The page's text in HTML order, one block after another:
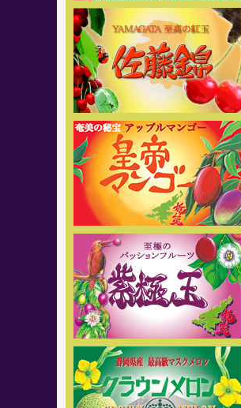
予定しております。お楽しみに
[2017年5月18日 ]
姉妹店-2017年度桃専門通販の
予約販売の受付を開始しました。
味重視の泡がでる桃 泡桃姫を是非
お試し下さい！
[2017年5月1日 ]
姉妹店-2017年度クラウンメロ
ン専門通販の夏価格メニューがス
タートしました。 高級マスクメロ
ンを低価格にてご提供していま
す。是非この機会にご利用下さ
い。
[2017年4月1日 ]
さくらんぼ通販の2017年度の受
付を開始しました。絶品さくらん
ぼ佐藤錦を5月初め頃から産地直送
でご家庭へお届け致します。
[2017年4月1日]
姉妹店-パッションフルーツ紫極
玉の2017年度の予約販売の受付を
開始しました。商品の発送は6月中
旬頃からを予定しております。お
楽しみに